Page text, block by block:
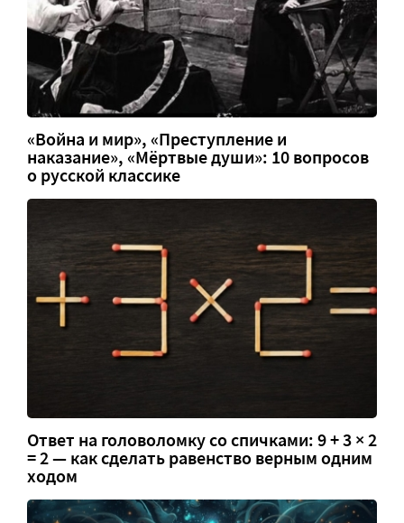
«Война и мир», «Преступление и
наказание», «Мёртвые души»: 10 вопросов
о русской классике
Ответ на головоломку со спичками: 9 + 3 × 2
= 2 — как сделать равенство верным одним
ходом